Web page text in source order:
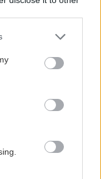
or more Google
You may click to
party tags to
in below Google
môžete
na
400ml
ml
z dvoch bio
tenké pásiky